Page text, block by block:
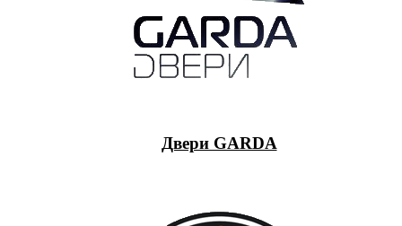
Двери GARDA